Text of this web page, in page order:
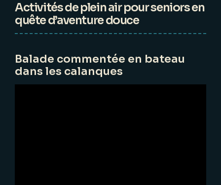
Activités de plein air pour seniors en
quête d’aventure douce
Balade commentée en bateau
dans les calanques